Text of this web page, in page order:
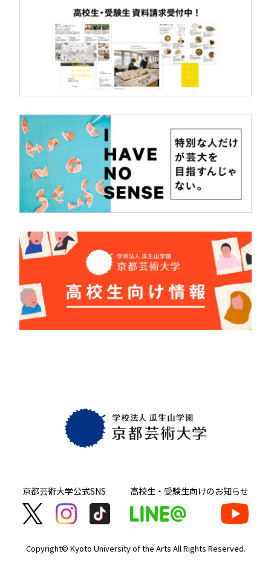
京都芸術大学公式SNS 高校生・受験生向けのお知らせ
Copyright© Kyoto University of the Arts All Rights Reserved.